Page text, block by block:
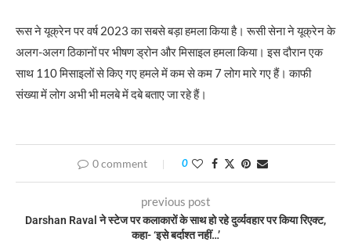
रूस ने यूक्रेन पर वर्ष 2023 का सबसे बड़ा हमला किया है। रूसी सेना ने यूक्रेन के
अलग-अलग ठिकानों पर भीषण ड्रोन और मिसाइल हमला किया। इस दौरान एक
साथ 110 मिसाइलों से किए गए हमले में कम से कम 7 लोग मारे गए हैं। काफी
संख्या में लोग अभी भी मलबे में दबे बताए जा रहे हैं।
0 comment 0
previous post
Darshan Raval ने स्टेज पर कलाकारों के साथ हो रहे दुर्व्यवहार पर किया रिएक्ट,
कहा- ‘इसे बर्दाश्त नहीं…’